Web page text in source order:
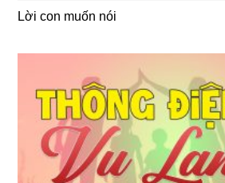
Lời con muốn nói